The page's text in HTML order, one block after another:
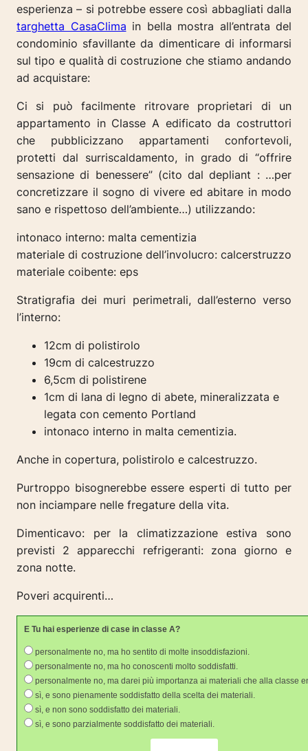
esperienza – si potrebbe essere così abbagliati dalla
targhetta CasaClima in bella mostra all’entrata del
condominio sfavillante da dimenticare di informarsi
sul tipo e qualità di costruzione che stiamo andando
ad acquistare:
Ci si può facilmente ritrovare proprietari di un
appartamento in Classe A edificato da costruttori
che pubblicizzano appartamenti confortevoli,
protetti dal surriscaldamento, in grado di “offrire
sensazione di benessere” (cito dal depliant : …per
concretizzare il sogno di vivere ed abitare in modo
sano e rispettoso dell’ambiente…) utilizzando:
intonaco interno: malta cementizia
materiale di costruzione dell’involucro: calcerstruzzo
materiale coibente: eps
Stratigrafia dei muri perimetrali, dall’esterno verso
l’interno:
12cm di polistirolo
19cm di calcestruzzo
6,5cm di polistirene
1cm di lana di legno di abete, mineralizzata e
legata con cemento Portland
intonaco interno in malta cementizia.
Anche in copertura, polistirolo e calcestruzzo.
Purtroppo bisognerebbe essere esperti di tutto per
non inciampare nelle fregature della vita.
Dimenticavo: per la climatizzazione estiva sono
previsti 2 apparecchi refrigeranti: zona giorno e
zona notte.
Poveri acquirenti…
E Tu hai esperienze di case in classe A?
personalmente no, ma ho sentito di molte insoddisfazioni.
personalmente no, ma ho conoscenti molto soddisfatti.
personalmente no, ma darei più importanza ai materiali che alla classe
sì, e sono pienamente soddisfatto della scelta dei materiali.
sì, e non sono soddisfatto dei materiali.
sì, e sono parzialmente soddisfatto dei materiali.